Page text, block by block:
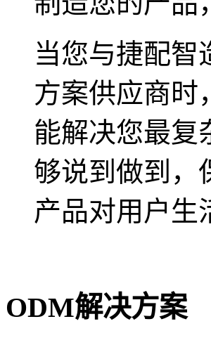
当您与捷配智
方案供应商时
能解决您最复
够说到做到，
产品对用户生
ODM解决方案